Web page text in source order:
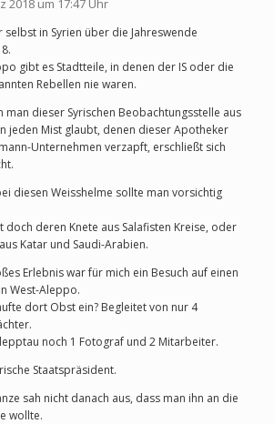
2018 um 17:47 Uhr
selbst in Syrien über die Jahreswende
gibt es Stadtteile, in denen der IS oder die
Rebellen nie waren.
man dieser Syrischen Beobachtungsstelle aus
jeden Mist glaubt, denen dieser Apotheker
Unternehmen verzapft, erschließt sich
diesen Weisshelme sollte man vorsichtig
doch deren Knete aus Salafisten Kreise, oder
Katar und Saudi-Arabien.
Erlebnis war für mich ein Besuch auf einen
West-Aleppo.
dort Obst ein? Begleitet von nur 4
noch 1 Fotograf und 2 Mitarbeiter.
Staatspräsident.
sah nicht danach aus, dass man ihn an die
wollte.